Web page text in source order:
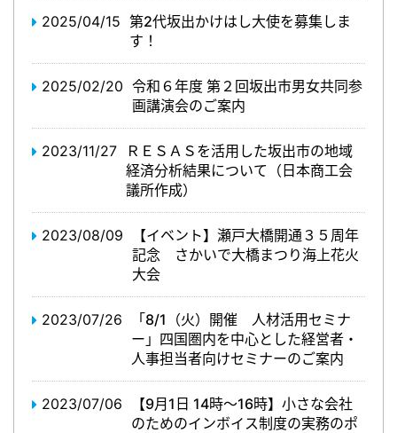
2025/04/15 第2代坂出かけはし大使を募集しま
す！
2025/02/20 令和６年度 第２回坂出市男女共同参
画講演会のご案内
2023/11/27
ＲＥＳＡＳを活用した坂出市の地域
経済分析結果について（日本商工会
議所作成）
2023/08/09
【イベント】瀬戸大橋開通３５周年
記念 さかいで大橋まつり海上花火
大会
2023/07/26
「8/1（火）開催 人材活用セミナ
ー」四国圏内を中心とした経営者・
人事担当者向けセミナーのご案内
2023/07/06
【9月1日 14時～16時】小さな会社
のためのインボイス制度の実務のポ